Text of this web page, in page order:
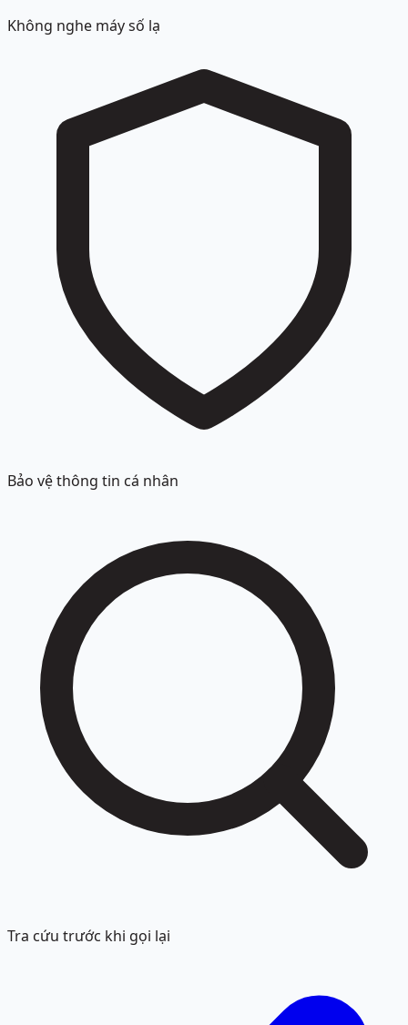
Không nghe máy số lạ
Bảo vệ thông tin cá nhân
Tra cứu trước khi gọi lại